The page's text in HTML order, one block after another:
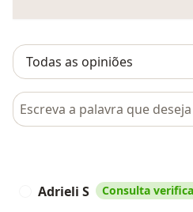
Pesquisar em opiniões
Adrieli S Consulta